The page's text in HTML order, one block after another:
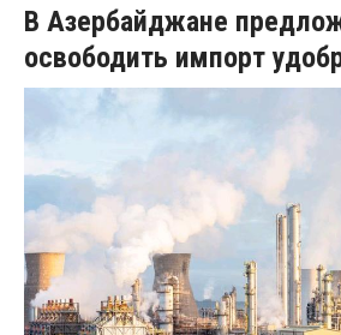
В Азербайджане
освободить импорт